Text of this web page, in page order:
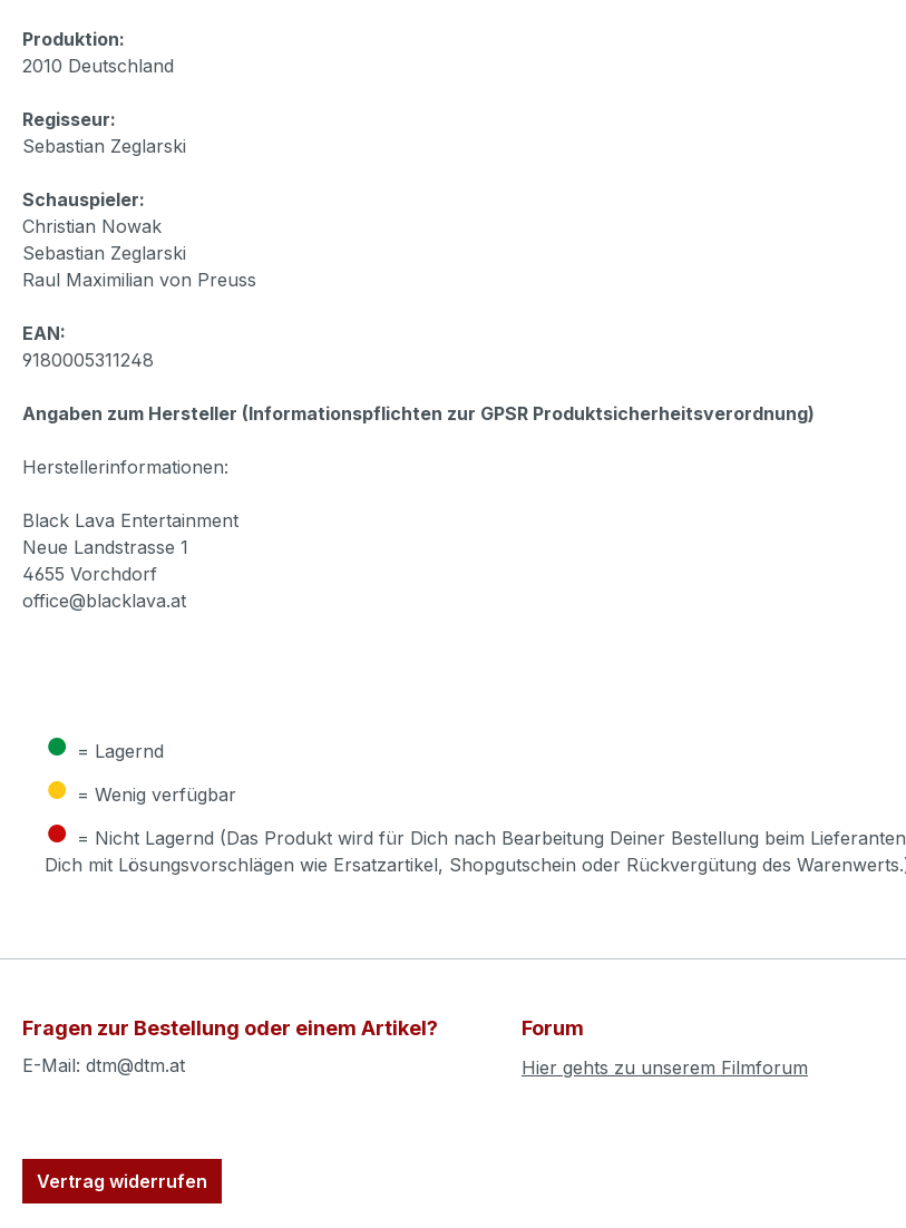
Produktion:
2010 Deutschland
Regisseur:
Sebastian Zeglarski
Schauspieler:
Christian Nowak
Sebastian Zeglarski
Raul Maximilian von Preuss
EAN:
9180005311248
Angaben zum Hersteller (Informationspflichten zur GPSR Produktsicherheitsverordnung)
Herstellerinformationen:
Black Lava Entertainment
Neue Landstrasse 1
4655 Vorchdorf
office@blacklava.at
● = Lagernd
● = Wenig verfügbar
● = Nicht Lagernd (Das Produkt wird für Dich nach Bearbeitung Deiner Bestellung beim
Dich mit Lösungsvorschlägen wie Ersatzartikel, Shopgutschein oder Rückvergütung des
Fragen zur Bestellung oder einem Artikel?
E-Mail: dtm@dtm.at
Vertrag widerrufen
Forum
Hier gehts zu unserem Filmforum